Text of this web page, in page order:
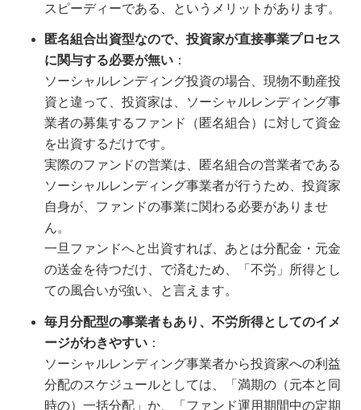
スピーディーである、というメリットがあります。
匿名組合出資型なので、投資家が直接事業プロセス
に関与する必要が無い ：
ソーシャルレンディング投資の場合、現物不動産投
資と違って、投資家は、ソーシャルレンディング事
業者の募集するファンド（匿名組合）に対して資金
を出資するだけです。
実際のファンドの営業は、匿名組合の営業者である
ソーシャルレンディング事業者が行うため、投資家
自身が、ファンドの事業に関わる必要がありませ
ん。
一旦ファンドへと出資すれば、あとは分配金・元金
の送金を待つだけ、で済むため、「不労」所得とし
ての風合いが強い、と言えます。
毎月分配型の事業者もあり、不労所得としてのイメ
ージがわきやすい ：
ソーシャルレンディング事業者から投資家への利益
分配のスケジュールとしては、「満期の（元本と同
時の）一括分配」か、「ファンド運用期間中の定期